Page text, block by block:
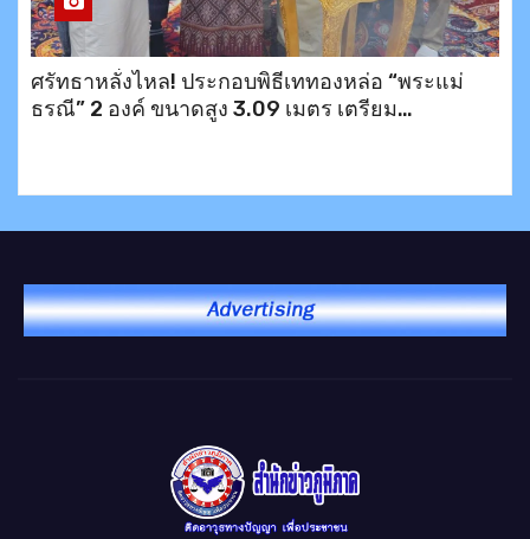
ศรัทธาหลั่งไหล! ประกอบพิธีเททองหล่อ “พระแม่
ธรณี” 2 องค์ ขนาดสูง 3.09 เมตร เตรียม
ประชาชน